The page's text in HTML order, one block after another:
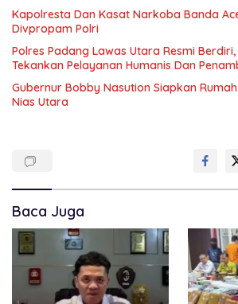
Kapolresta Dan Kasat Narkoba Banda
Divpropam Polri
Polres Padang Lawas Utara Resmi
Tekankan Pelayanan Humanis Dan
Gubernur Bobby Nasution Siapkan
Nias Utara
Baca Juga